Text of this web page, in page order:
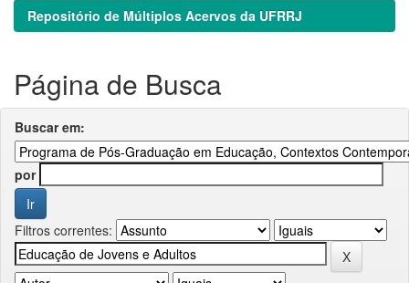
Repositório de Múltiplos Acervos da UFRRJ
Página de Busca
Buscar em:
por
Filtros correntes: